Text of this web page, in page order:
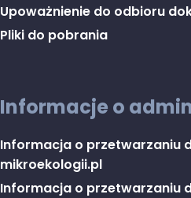
Upoważnienie do odbioru
Pliki do pobrania
Informacje o
Informacja o przetwarzaniu
mikroekologii.pl
Informacja o przetwarzaniu